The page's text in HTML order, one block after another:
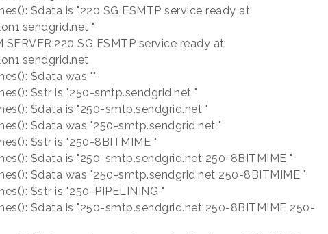
$data is "220 SG ESMTP service ready at
"
SERVER:220 SG ESMTP service ready at
$data was ""
$str is "250-smtp.sendgrid.net "
$data is "250-smtp.sendgrid.net "
$data was "250-smtp.sendgrid.net "
$str is "250-8BITMIME "
$data is "250-smtp.sendgrid.net 250-8BITMIME "
$data was "250-smtp.sendgrid.net 250-8BITMIME "
$str is "250-PIPELINING "
$data is "250-smtp.sendgrid.net 250-8BITMIME 250-